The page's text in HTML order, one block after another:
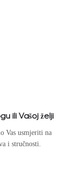
ili Vašoj želji
Vas usmjeriti na
i stručnosti.